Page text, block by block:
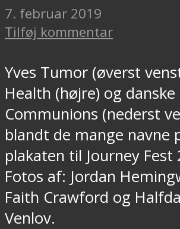
7. februar 2019
Tilføj kommentar
Yves Tumor (øverst
Health (højre) og danske
Communions (nederst
blandt de mange navne
plakaten til Journey Fest
Fotos af: Jordan
Faith Crawford og
Venlov.